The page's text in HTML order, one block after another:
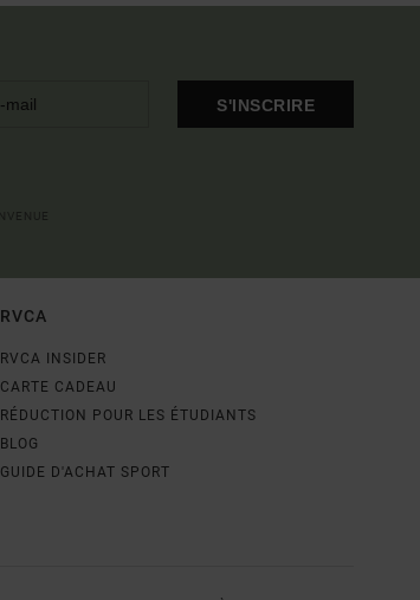
S'INSCRIRE
RVCA
RVCA INSIDER
CARTE CADEAU
RÉDUCTION POUR LES ÉTUDIANTS
BLOG
GUIDE D'ACHAT SPORT